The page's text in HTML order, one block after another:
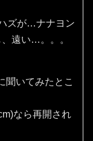
ズが…ナナヨン
遠い…。。。
聞いてみたとこ
なら再開され